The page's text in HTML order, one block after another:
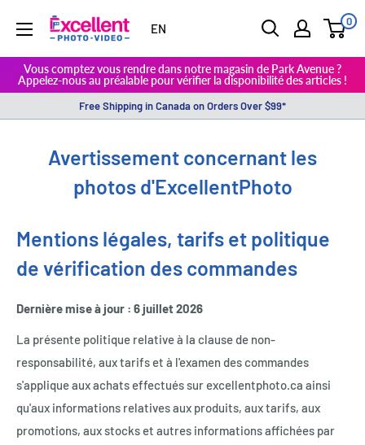
ExcellentPhoto EN 0
Vous comptez vous rendre dans notre magasin de Park Avenue ?
Appelez-nous au préalable pour vérifier la disponibilité des articles !
Free Shipping in Canada on Orders Over $99*
Avertissement concernant les
photos d'ExcellentPhoto
Mentions légales, tarifs et politique
de vérification des commandes
Dernière mise à jour : 6 juillet 2026
La présente politique relative à la clause de non-
responsabilité, aux tarifs et à l'examen des commandes
s'applique aux achats effectués sur excellentphoto.ca ainsi
qu'aux informations relatives aux produits, aux tarifs, aux
promotions, aux stocks et autres informations affichées par